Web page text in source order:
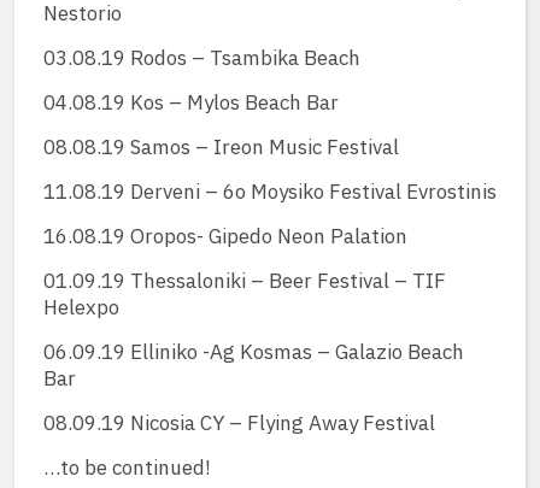
Nestorio
03.08.19 Rodos – Tsambika Beach
04.08.19 Kos – Mylos Beach Bar
08.08.19 Samos – Ireon Music Festival
11.08.19 Derveni – 6o Moysiko Festival Evrostinis
16.08.19 Oropos- Gipedo Neon Palation
01.09.19 Thessaloniki – Beer Festival – TIF
Helexpo
06.09.19 Elliniko -Ag Kosmas – Galazio Beach
Bar
08.09.19 Nicosia CY – Flying Away Festival
…to be continued!